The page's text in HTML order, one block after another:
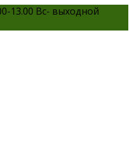
13.00 Вс- выходной